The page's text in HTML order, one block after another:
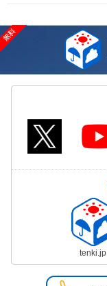
tenki.jp